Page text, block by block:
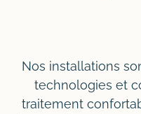
Nos installations
technologies et
traitement